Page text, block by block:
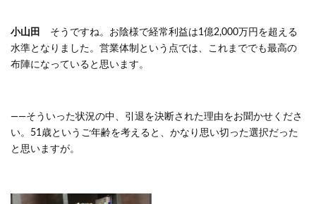
小山田
そうですね。お陰様で経常利益は1億2,000万円を超える
水準となりました。営業体制という点では、これまででも最高の
布陣になっていると思います。
――そういった状況の中、引退を決断された理由をお聞かせくださ
い。51歳というご年齢を考えると、かなり思い切った選択だった
と思いますが。